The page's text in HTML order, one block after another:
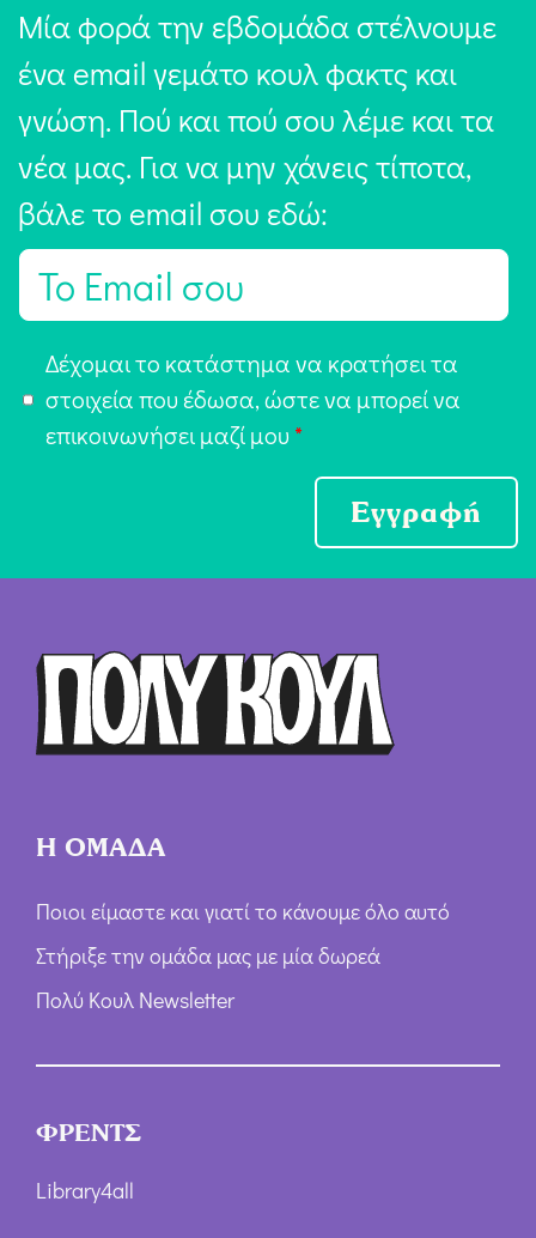
Μία φορά την εβδομάδα στέλνουμε
ένα email γεμάτο κουλ φακτς και
γνώση. Πού και πού σου λέμε και τα
νέα μας. Για να μην χάνεις τίποτα,
βάλε το email σου εδώ:
E
π
ή
Δέχομαι το κατάστημα να κρατήσει τα
στοιχεία που έδωσα, ώστε να μπορεί να
επικοινωνήσει μαζί μου *
Εγγραφή
Η ΟΜΑΔΑ
Ποιοι είμαστε και γιατί το κάνουμε όλο αυτό
Στήριξε την ομάδα μας με μία δωρεά
Πολύ Κουλ Newsletter
ΦΡΕΝΤΣ
Library4all